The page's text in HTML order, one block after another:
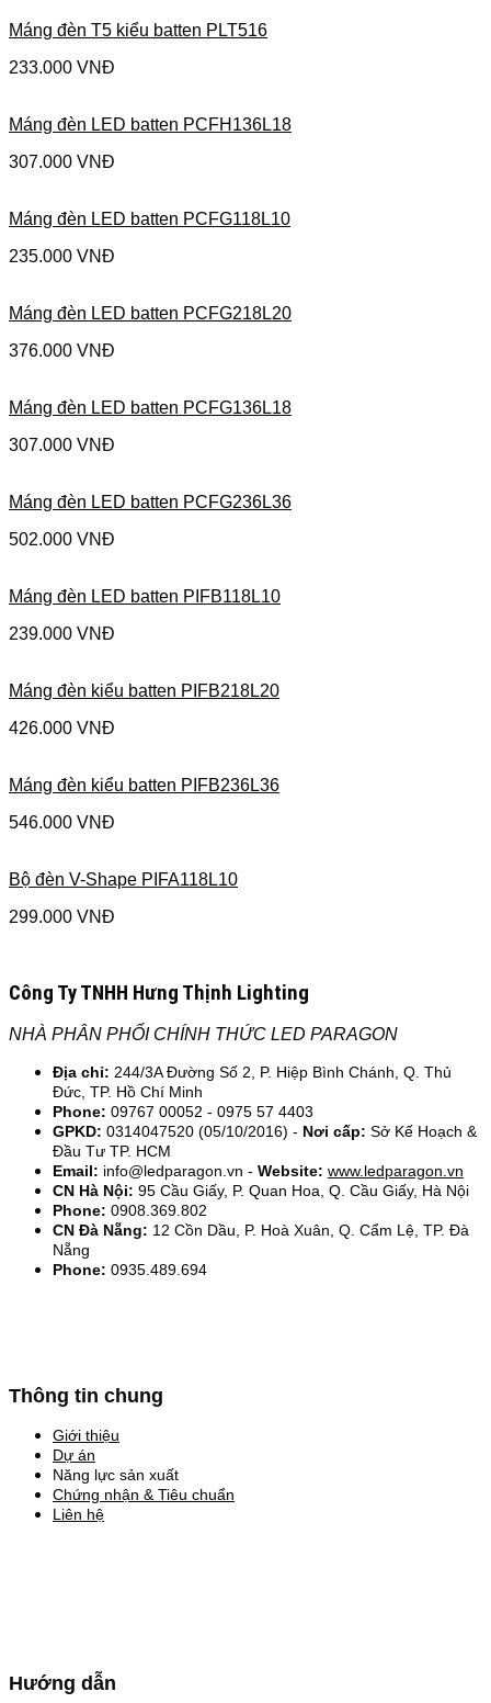
Máng đèn T5 kiểu batten PLT516
233.000 VNĐ
Máng đèn LED batten PCFH136L18
307.000 VNĐ
Máng đèn LED batten PCFG118L10
235.000 VNĐ
Máng đèn LED batten PCFG218L20
376.000 VNĐ
Máng đèn LED batten PCFG136L18
307.000 VNĐ
Máng đèn LED batten PCFG236L36
502.000 VNĐ
Máng đèn LED batten PIFB118L10
239.000 VNĐ
Máng đèn kiểu batten PIFB218L20
426.000 VNĐ
Máng đèn kiểu batten PIFB236L36
546.000 VNĐ
Bộ đèn V-Shape PIFA118L10
299.000 VNĐ
Công Ty TNHH Hưng Thịnh Lighting
NHÀ PHÂN PHỐI CHÍNH THỨC LED PARAGON
Địa chỉ: 244/3A Đường Số 2, P. Hiệp Bình Chánh, Q. Thủ
Đức, TP. Hồ Chí Minh
Phone: 09767 00052 - 0975 57 4403
GPKD: 0314047520 (05/10/2016) - Nơi cấp: Sở Kế Hoạch &
Đầu Tư TP. HCM
Email: info@ledparagon.vn - Website: www.ledparagon.vn
CN Hà Nội: 95 Cầu Giấy, P. Quan Hoa, Q. Cầu Giấy, Hà Nội
Phone: 0908.369.802
CN Đà Nẵng: 12 Cồn Dầu, P. Hoà Xuân, Q. Cẩm Lệ, TP. Đà
Nẵng
Phone: 0935.489.694
Thông tin chung
Giới thiệu
Dự án
Năng lực sản xuất
Chứng nhận & Tiêu chuẩn
Liên hệ
Hướng dẫn